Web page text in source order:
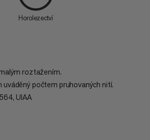
Horolezectví
roztažením.
uváděný počtem pruhovaných nití.
UIAA